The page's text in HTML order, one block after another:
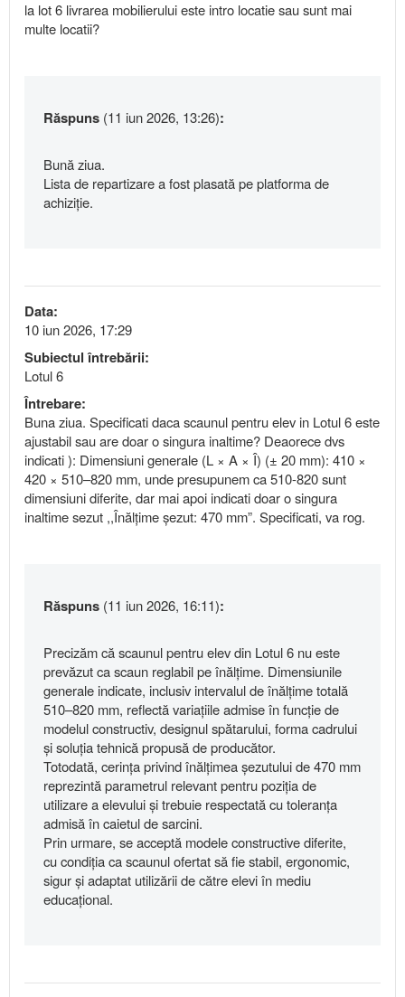
la lot 6 livrarea mobilierului este intro locatie sau sunt mai
multe locatii?
Răspuns (11 iun 2026, 13:26):
Bună ziua.
Lista de repartizare a fost plasată pe platforma de
achiziție.
Data:
10 iun 2026, 17:29
Subiectul întrebării:
Lotul 6
Întrebare:
Buna ziua. Specificati daca scaunul pentru elev in Lotul 6 este
ajustabil sau are doar o singura inaltime? Deaorece dvs
indicati ): Dimensiuni generale (L × A × Î) (± 20 mm): 410 ×
420 × 510–820 mm, unde presupunem ca 510-820 sunt
dimensiuni diferite, dar mai apoi indicati doar o singura
inaltime sezut ,,Înălțime șezut: 470 mm”. Specificati, va rog.
Răspuns (11 iun 2026, 16:11):
Precizăm că scaunul pentru elev din Lotul 6 nu este
prevăzut ca scaun reglabil pe înălțime. Dimensiunile
generale indicate, inclusiv intervalul de înălțime totală
510–820 mm, reflectă variațiile admise în funcție de
modelul constructiv, designul spătarului, forma cadrului
și soluția tehnică propusă de producător.
Totodată, cerința privind înălțimea șezutului de 470 mm
reprezintă parametrul relevant pentru poziția de
utilizare a elevului și trebuie respectată cu toleranța
admisă în caietul de sarcini.
Prin urmare, se acceptă modele constructive diferite,
cu condiția ca scaunul ofertat să fie stabil, ergonomic,
sigur și adaptat utilizării de către elevi în mediu
educațional.